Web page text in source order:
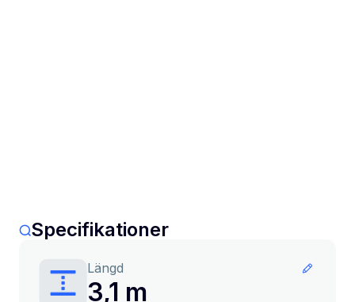
Specifikationer
Längd
3,1 m